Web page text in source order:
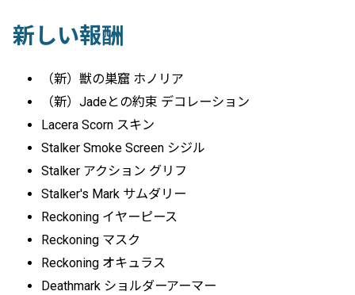
新しい報酬
（新）獣の巣窟 ホノリア
（新）Jadeとの約束 デコレーション
Lacera Scorn スキン
Stalker Smoke Screen シジル
Stalker アクション グリフ
Stalker's Mark サムダリー
Reckoning イヤーピース
Reckoning マスク
Reckoning オキュラス
Deathmark ショルダーアーマー